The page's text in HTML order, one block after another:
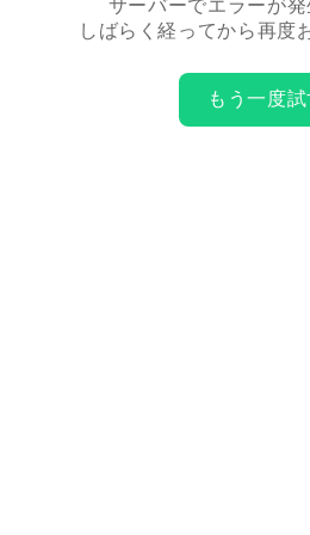
サーバーでエラーが発
しばらく経ってから再度
もう一度試